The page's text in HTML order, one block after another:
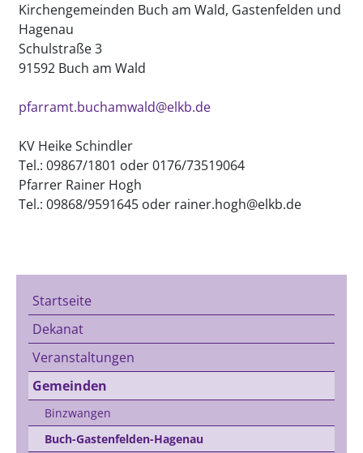
Kirchengemeinden Buch am Wald, Gastenfelden und
Hagenau
Schulstraße 3
91592 Buch am Wald
pfarramt.buchamwald@elkb.de
KV Heike Schindler
Tel.: 09867/1801 oder 0176/73519064
Pfarrer Rainer Hogh
Tel.: 09868/9591645 oder rainer.hogh@elkb.de
Startseite
Dekanat
Veranstaltungen
Gemeinden
Binzwangen
Buch-Gastenfelden-Hagenau